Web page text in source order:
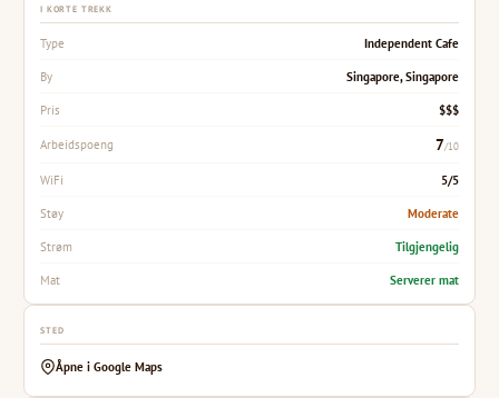
I KORTE TREKK
Type Independent Cafe
By Singapore, Singapore
Pris $$$
Arbeidspoeng 7/10
WiFi 5/5
Støy Moderate
Strøm Tilgjengelig
Mat Serverer mat
STED
Åpne i Google Maps